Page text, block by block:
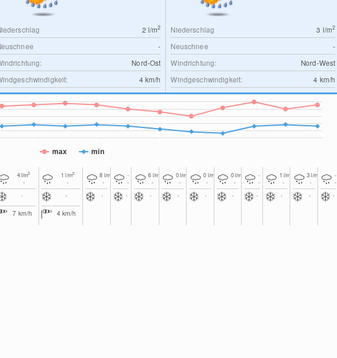
2 l/m2
-
Nord-Ost
4 km/h
Niederschlag 3 l/m2
Neuschnee
-
Windrichtung:
Nord-West
Windgeschwindigkeit:
4 km/h
max min
4l/m2
-
-
7 km/h
1l/m2
-
-
4km/h
8 l/m
-
-
-
-
-
6 l/m
-
-
0l/m
-
-
0 l/m
-
-
0l/m
-
-
-
-
-
1l/m
-
-
3l/m
-
-
-
-
-